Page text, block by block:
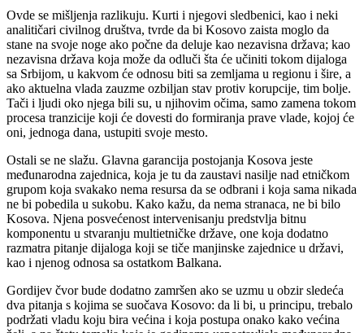
Ovde se mišljenja razlikuju. Kurti i njegovi sledbenici, kao i neki
analitičari civilnog društva, tvrde da bi Kosovo zaista moglo da
stane na svoje noge ako počne da deluje kao nezavisna država; kao
nezavisna država koja može da odluči šta će učiniti tokom dijaloga
sa Srbijom, u kakvom će odnosu biti sa zemljama u regionu i šire, a
ako aktuelna vlada zauzme ozbiljan stav protiv korupcije, tim bolje.
Tači i ljudi oko njega bili su, u njihovim očima, samo zamena tokom
procesa tranzicije koji će dovesti do formiranja prave vlade, kojoj će
oni, jednoga dana, ustupiti svoje mesto.
Ostali se ne slažu. Glavna garancija postojanja Kosova jeste
međunarodna zajednica, koja je tu da zaustavi nasilje nad etničkom
grupom koja svakako nema resursa da se odbrani i koja sama nikada
ne bi pobedila u sukobu. Kako kažu, da nema stranaca, ne bi bilo
Kosova. Njena posvećenost intervenisanju predstvlja bitnu
komponentu u stvaranju multietničke države, one koja dodatno
razmatra pitanje dijaloga koji se tiče manjinske zajednice u državi,
kao i njenog odnosa sa ostatkom Balkana.
Gordijev čvor bude dodatno zamršen ako se uzmu u obzir sledeća
dva pitanja s kojima se suočava Kosovo: da li bi, u principu, trebalo
podržati vladu koju bira većina i koja postupa onako kako većina